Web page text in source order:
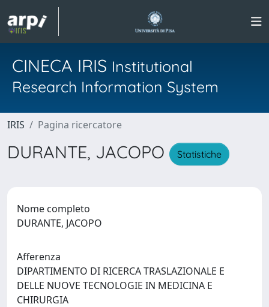
CINECA IRIS Institutional
Research Information System
IRIS Pagina ricercatore
DURANTE, JACOPO Statistiche
Nome completo
DURANTE, JACOPO
Afferenza
DIPARTIMENTO DI RICERCA TRASLAZIONALE E
DELLE NUOVE TECNOLOGIE IN MEDICINA E
CHIRURGIA